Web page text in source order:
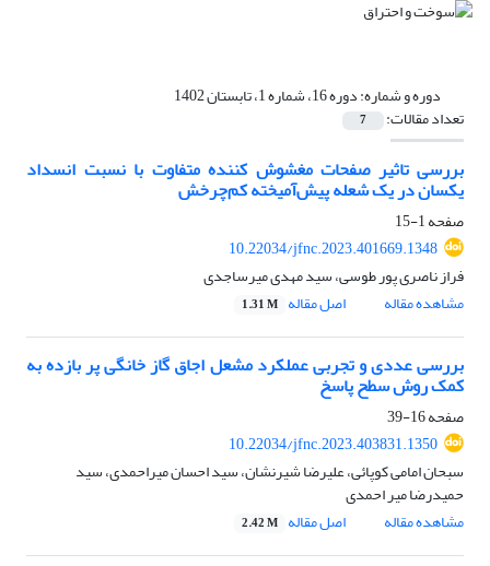
دوره و شماره:دوره 16، شماره 1، تابستان 1402
تعداد مقالات: 7
بررسی تاثیر صفحات مغشوش کننده متفاوت با نسبت انسداد
یکسان در یک شعله پیش‌آمیخته کم‌چرخش
صفحه1-15
10.22034/jfnc.2023.401669.1348
فراز ناصری پور طوسی، سید مهدی میرساجدی
مشاهده مقاله
اصل مقاله 1.31 M
بررسی عددی و تجربی عملکرد مشعل اجاق گاز خانگی پر بازده به
کمک روش سطح پاسخ
صفحه16-39
10.22034/jfnc.2023.403831.1350
سبحان امامی کوپائی، علیرضا شیرنشان، سید احسان میراحمدی، سید
حمیدرضا میر احمدی
مشاهده مقاله
اصل مقاله 2.42 M